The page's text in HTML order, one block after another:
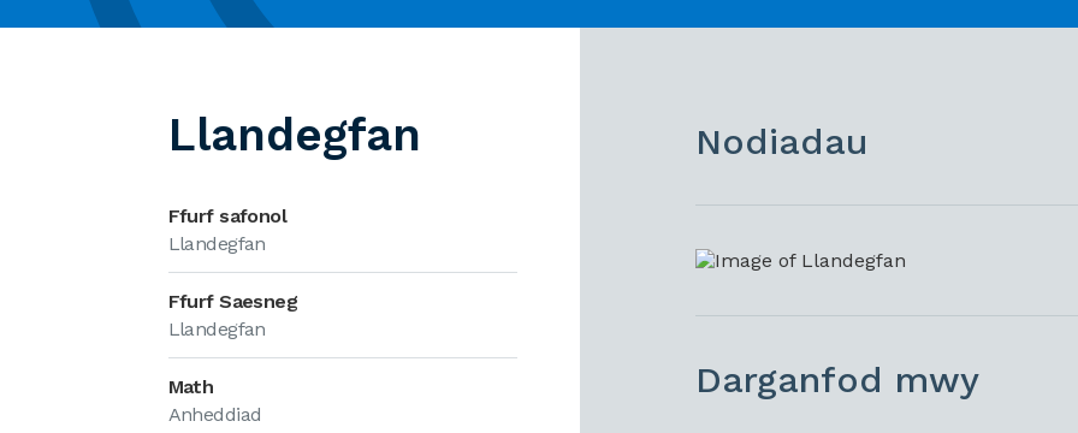
Llandegfan
Ffurf safonol
Llandegfan
Ffurf Saesneg
Llandegfan
Math
Anheddiad
Nodiadau
Darganfod mwy